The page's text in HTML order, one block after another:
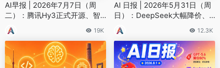
AI早报 | 2026年7月7日（周
二）：腾讯Hy3正式开源、智
谱ZCode对标Claude Code
19K
AI 日报 | 2026年5月31日（周
日）：DeepSeek大幅降价、
Meta AI挂件
12.3K